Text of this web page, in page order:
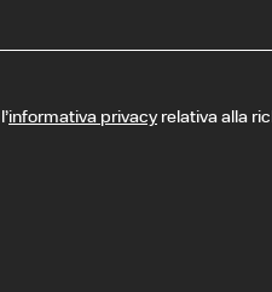
informativa privacyrelativa alla